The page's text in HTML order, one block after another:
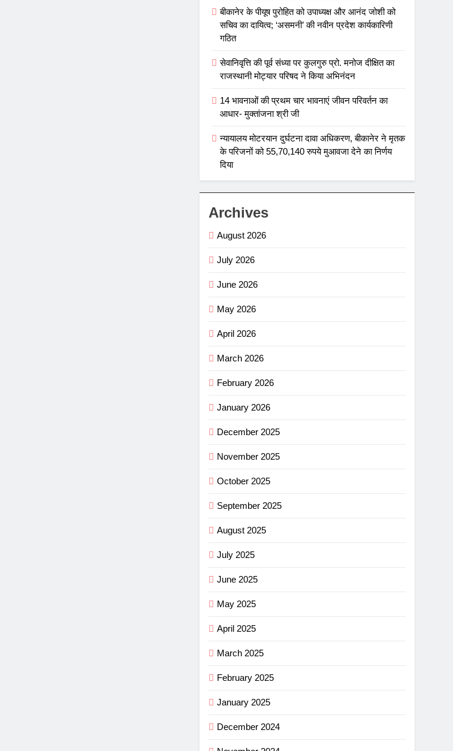
बीकानेर के पीयूष पुरोहित को उपाध्यक्ष और आनंद जोशी को
सचिव का दायित्व; ‘असमनी’ की नवीन प्रदेश कार्यकारिणी
गठित
सेवानिवृत्ति की पूर्व संध्या पर कुलगुरु प्रो. मनोज दीक्षित का
राजस्थानी मोट्यार परिषद ने किया अभिनंदन
14 भावनाओं की प्रथम चार भावनाएं जीवन परिवर्तन का
आधार- मुक्तांजना श्री जी
न्यायालय मोटरयान दुर्घटना दावा अधिकरण, बीकानेर ने मृतक
के परिजनों को 55,70,140 रुपये मुआवजा देने का निर्णय
दिया
Archives
August 2026
July 2026
June 2026
May 2026
April 2026
March 2026
February 2026
January 2026
December 2025
November 2025
October 2025
September 2025
August 2025
July 2025
June 2025
May 2025
April 2025
March 2025
February 2025
January 2025
December 2024